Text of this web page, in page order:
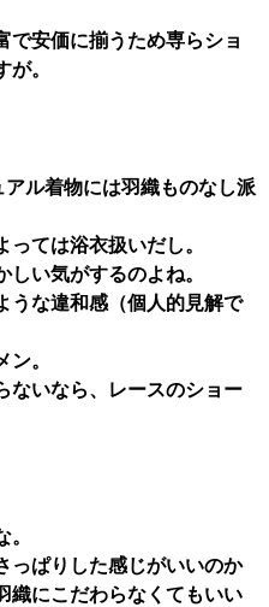
で安価に揃うため専らショ
。
ル着物には羽織ものなし派
っては浴衣扱いだし。
い気がするのよね。
うな違和感（個人的見解で
。
ないなら、レースのショー
っぱりした感じがいいのか
織にこだわらなくてもいい